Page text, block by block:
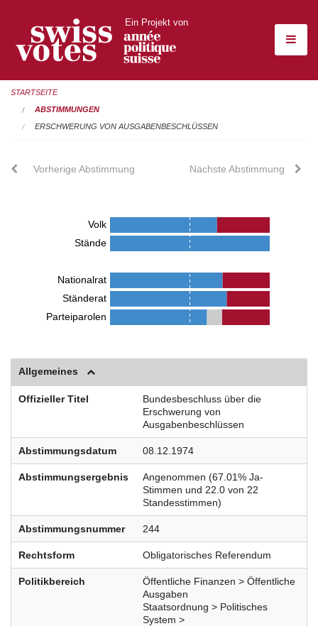
Ein Projekt von
STARTSEITE
ABSTIMMUNGEN
ERSCHWERUNG VON AUSGABENBESCHLÜSSEN
Vorherige Abstimmung Nächste Abstimmung
Volk
Stände
Nationalrat
Ständerat
Parteiparolen
Allgemeines
Offizieller Titel
Bundesbeschluss über die
Erschwerung von
Ausgabenbeschlüssen
Abstimmungsdatum 08.12.1974
Abstimmungsergebnis
Angenommen (67.01% Ja-
Stimmen und 22.0 von 22
Standesstimmen)
Abstimmungsnummer 244
Rechtsform Obligatorisches Referendum
Politikbereich
Öffentliche Finanzen > Öffentliche
Ausgaben
Staatsordnung > Politisches
System >